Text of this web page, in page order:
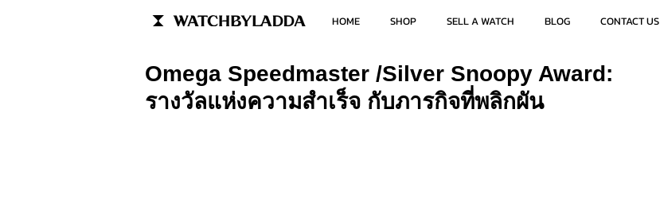
HOME SHOP SELL A WATCH BLOG CONTACT US
Omega Speedmaster /Silver Snoopy Award:
รางวัลแห่งความสำเร็จ กับภารกิจที่พลิกผัน